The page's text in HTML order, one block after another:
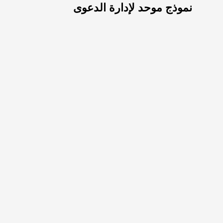
نموذج موحد لإدارة الدعوى